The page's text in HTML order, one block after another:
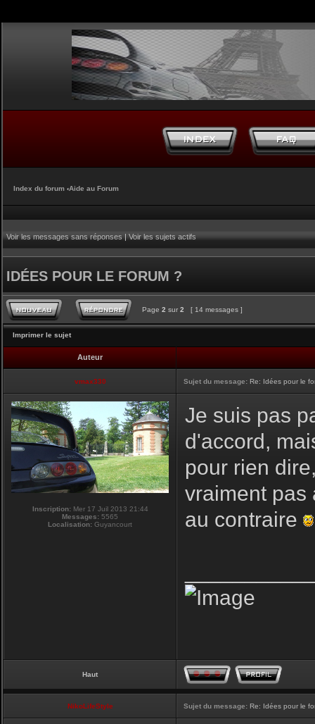
Index du forum ‹Aide au Forum
Voir les messages sans réponses|Voir les sujets actifs
IDÉES POUR LE FORUM ?
Page 2 sur 2 [ 14 messages ]
Imprimer le sujet
Auteur
vmax330 Sujet du message: Re: Idées pour le
Inscription:Mer 17 Juil 2013 21:44
Messages: 5565
Localisation: Guyancourt
Je suis pas
d'accord,
pour rien
vraiment pas
au contraire
Haut
NikoLifeStyle Sujet du message: Re: Idées pour le